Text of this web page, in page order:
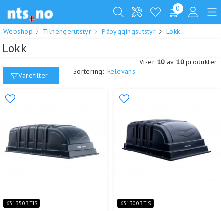
0
Webshop Tilhengerutstyr Påbyggingsutstyr Lokk
Lokk
Varefilter Sortering: Relevans
Viser 10 av 10 produkter
631350BTIS 631300BTIS